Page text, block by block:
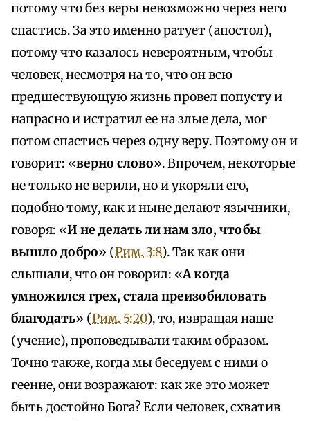
потому что без веры невозможно через него
спастись. За это именно ратует (апостол),
потому что казалось невероятным, чтобы
человек, несмотря на то, что он всю
предшествующую жизнь провел попусту и
напрасно и истратил ее на злые дела, мог
потом спастись через одну веру. Поэтому он и
говорит: «верно слово». Впрочем, некоторые
не только не верили, но и укоряли его,
подобно тому, как и ныне делают язычники,
говоря: «И не делать ли нам зло, чтобы
вышло добро» (Рим. 3:8). Так как они
слышали, что он говорил: «А когда
умножился грех, стала преизобиловать
благодать» (Рим. 5:20), то, извращая наше
(учение), проповедывали таким образом.
Точно также, когда мы беседуем с ними о
геенне, они возражают: как же это может
быть достойно Бога? Если человек, схватив